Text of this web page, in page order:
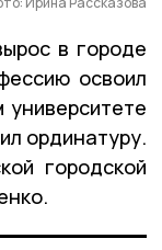
в городе
освоил
ординатуру.
городской